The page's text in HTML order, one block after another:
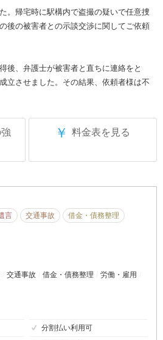
。帰宅時に駅構内で盗撮の疑いで任意捜
後の被害者との示談交渉に関してご依頼
後、弁護士が被害者と直ちに連絡をと
立させました。その結果、依頼者様は不
￥ 料金表を見る
言 交通事故
借金・債務整理
交通事故 借金・債務整理
労働・雇用
分割払い利用可